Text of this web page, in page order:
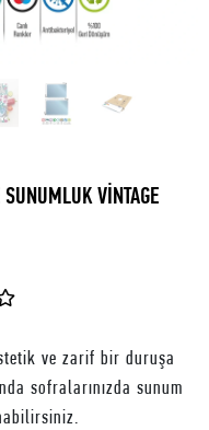
SUNUMLUK VİNTAGE
ve zarif bir duruşa
sofralarınızda sunum